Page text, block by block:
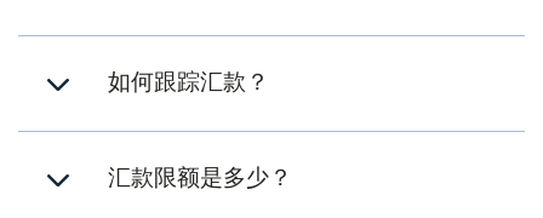
如何跟踪汇款？
汇款限额是多少？